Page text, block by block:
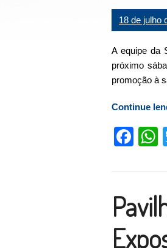
18 de julho
A equipe da
próximo
promoção à
Continue